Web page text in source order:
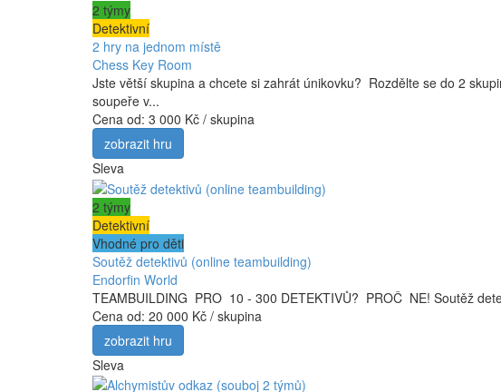
2 týmy
Detektivní
2 hry na jednom místě
Chess Key Room
Jste větší skupina a chcete si zahrát únikovku? Rozdělte se do 2
soupeře v...
Cena od: 3 000 Kč / skupina
zobrazit hru
Sleva
2 týmy
Detektivní
Vhodné pro děti
Soutěž detektivů (online teambuilding)
Endorfin World
TEAMBUILDING PRO 10 - 300 DETEKTIVŮ? PROČ NE! Soutěž
Cena od: 20 000 Kč / skupina
zobrazit hru
Sleva